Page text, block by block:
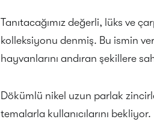
Tanıtacağımız değerli, lüks ve
kolleksiyonu denmiş. Bu ismin
hayvanlarını andıran şekillere
Dökümlü nikel uzun parlak
temalarla kullanıcılarını bekliyor.